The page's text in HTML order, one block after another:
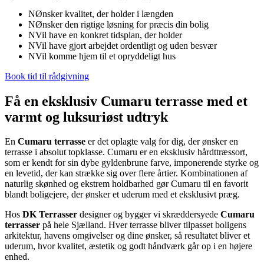
NØnsker kvalitet, der holder i længden
NØnsker den rigtige løsning for præcis din bolig
NVil have en konkret tidsplan, der holder
NVil have gjort arbejdet ordentligt og uden besvær
NVil komme hjem til et opryddeligt hus
Book tid til rådgivning
Få en eksklusiv Cumaru terrasse med et
varmt og luksuriøst udtryk
En Cumaru terrasse er det oplagte valg for dig, der ønsker en
terrasse i absolut topklasse. Cumaru er en eksklusiv hårdttræssort,
som er kendt for sin dybe gyldenbrune farve, imponerende styrke og
en levetid, der kan strække sig over flere årtier. Kombinationen af
naturlig skønhed og ekstrem holdbarhed gør Cumaru til en favorit
blandt boligejere, der ønsker et uderum med et eksklusivt præg.
Hos DK Terrasser designer og bygger vi skræddersyede Cumaru
terrasser på hele Sjælland. Hver terrasse bliver tilpasset boligens
arkitektur, havens omgivelser og dine ønsker, så resultatet bliver et
uderum, hvor kvalitet, æstetik og godt håndværk går op i en højere
enhed.